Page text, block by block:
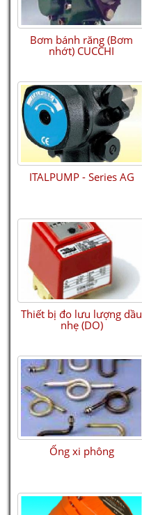
Bơm bánh răng (Bơm
nhớt) CUCCHI
ITALPUMP - Series AG
Thiết bị đo lưu lượng dầu
nhẹ (DO)
Ống xi phông